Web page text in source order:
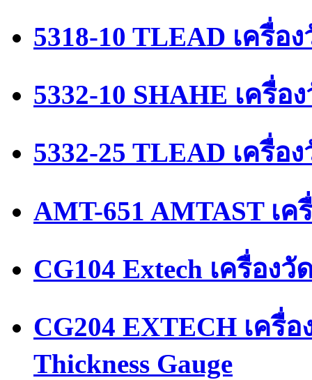
5318-10 TLEAD เครื่อ
5332-10 SHAHE เครื่
5332-25 TLEAD เครื่อ
AMT-651 AMTAST เ
CG104 Extech เครื่อง
CG204 EXTECH เครื่
Thickness Gauge